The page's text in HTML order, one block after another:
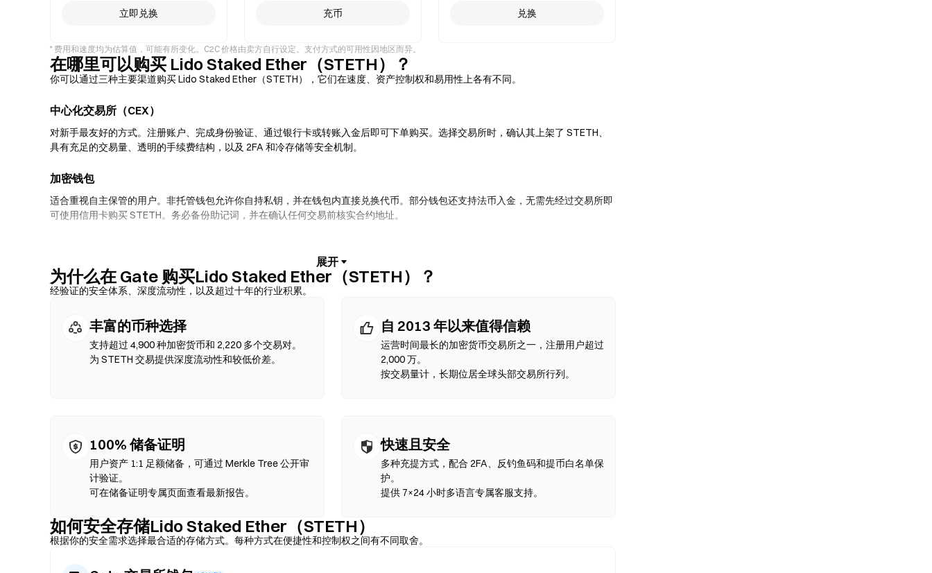
立即兑换 充币 兑换
* 费用和速度均为估算值，可能有所变化。C2C 价格由卖方自行设定。支付方式的可用性因地区而异。
在哪里可以购买 Lido Staked Ether（STETH）？
你可以通过三种主要渠道购买 Lido Staked Ether（STETH），它们在速度、资产控制权和易用性上各有不同。
中心化交易所（CEX）
对新手最友好的方式。注册账户、完成身份验证、通过银行卡或转账入金后即可下单购买。选择交易所时，确认其上架了 STETH、
具有充足的交易量、透明的手续费结构，以及 2FA 和冷存储等安全机制。
加密钱包
适合重视自主保管的用户。非托管钱包允许你自持私钥，并在钱包内直接兑换代币。部分钱包还支持法币入金，无需先经过交易所即
可使用信用卡购买 STETH。务必备份助记词，并在确认任何交易前核实合约地址。
无需中间方的点对点交易。DEX 通过智能合约在链上执行兑换，无需注册或身份验证。连接兼容钱包，选择代币对，设置滑点容差后
确认兑换即可。请注意交易需支付 Gas 费，且因流动性差异，价格可能与中心化市场有所不同。大部分 DEX 活动发生在以太坊、
BNB Chain、Polygon 等 EVM 兼容链上。
为什么在 Gate 购买Lido Staked Ether（STETH）？
经验证的安全体系、深度流动性，以及超过十年的行业积累。
丰富的币种选择
支持超过 4,900 种加密货币和 2,220 多个交易对。
为 STETH 交易提供深度流动性和较低价差。
自 2013 年以来值得信赖
运营时间最长的加密货币交易所之一，注册用户超过
2,000 万。
按交易量计，长期位居全球头部交易所行列。
100% 储备证明
用户资产 1:1 足额储备，可通过 Merkle Tree 公开审
计验证。
可在储备证明专属页面查看最新报告。
快速且安全
多种充提方式，配合 2FA、反钓鱼码和提币白名单保
护。
提供 7×24 小时多语言专属客服支持。
如何安全存储Lido Staked Ether（STETH）
根据你的安全需求选择最合适的存储方式。每种方式在便捷性和控制权之间有不同取舍。